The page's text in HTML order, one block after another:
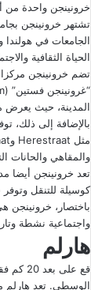
خرونينجن واحدة من
تشتهر خرونينجن
الجامعات في هولندا
الحياة الثقافية
تضم خرونينجن مركزا
المدينة، حيث يعرض
بالإضافة إلى ذلك،
والمقاهي والحانات
تعد خرونينجن أيضا
كوسيلة للتنقل
باختصار، خرونينجن
واجتماعية نشطة
هارلم
قع
الوسطى. تعد هارلم